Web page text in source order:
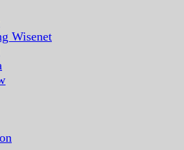
Wisenet